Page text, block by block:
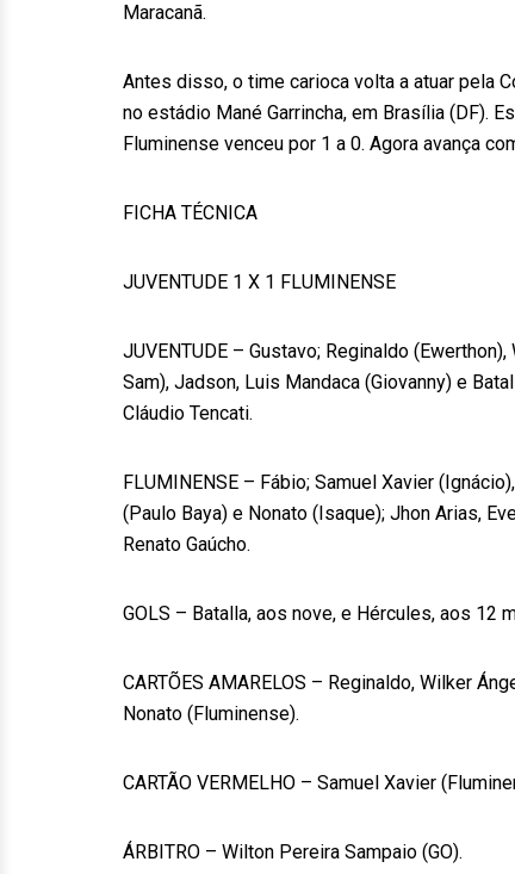
Maracanã.
Antes disso, o time carioca volta a atuar pela
no estádio Mané Garrincha, em Brasília (DF).
Fluminense venceu por 1 a 0. Agora avança
FICHA TÉCNICA
JUVENTUDE 1 X 1 FLUMINENSE
JUVENTUDE – Gustavo; Reginaldo
Sam), Jadson, Luis Mandaca (Giovanny) e
Cláudio Tencati.
FLUMINENSE – Fábio; Samuel Xavier
(Paulo Baya) e Nonato (Isaque); Jhon Arias,
Renato Gaúcho.
GOLS – Batalla, aos nove, e Hércules, aos 12
CARTÕES AMARELOS – Reginaldo, Wilker
Nonato (Fluminense).
CARTÃO VERMELHO – Samuel Xavier
ÁRBITRO – Wilton Pereira Sampaio (GO).